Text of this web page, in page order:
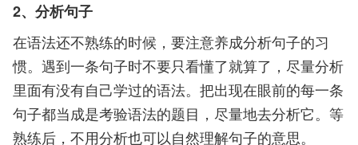
2、分析句子
在语法还不熟练的时候，要注意养成分析句子的习
惯。遇到一条句子时不要只看懂了就算了，尽量分析
里面有没有自己学过的语法。把出现在眼前的每一条
句子都当成是考验语法的题目，尽量地去分析它。等
熟练后，不用分析也可以自然理解句子的意思。